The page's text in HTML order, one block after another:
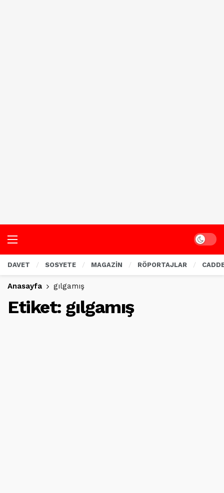
Dark
DAVET SOSYETE MAGAZİN RÖPORTAJLAR
Anasayfa gılgamış
Etiket: gılgamış